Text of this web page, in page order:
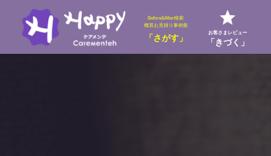
Before&After検索
概算お見積り事例集
「さがす」
お客さまレビュー
「きづく」